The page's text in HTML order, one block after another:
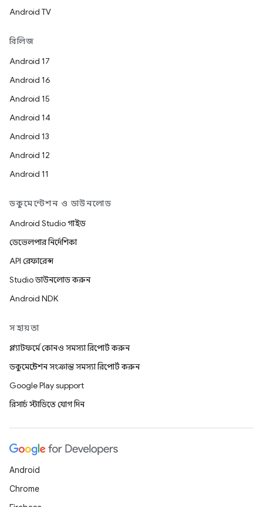
Android TV
রিলিজ
Android 17
Android 16
Android 15
Android 14
Android 13
Android 12
Android 11
ডকুমেন্টেশন ও ডাউনলোড
Android Studio গাইড
ডেভেলপার নির্দেশিকা
API রেফারেন্স
Studio ডাউনলোড করুন
Android NDK
সহায়তা
প্ল্যাটফর্মে কোনও সমস্যা রিপোর্ট করুন
ডকুমেন্টেশন সংক্রান্ত সমস্যা রিপোর্ট করুন
Google Play support
রিসার্চ স্টাডিতে যোগ দিন
Android
Chrome